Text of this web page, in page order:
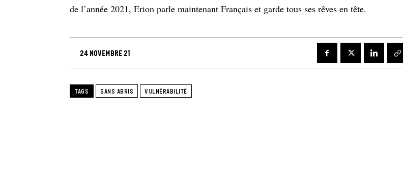
de l’année 2021, Erion parle maintenant Français et garde tous ses rêves en tête.
24 novembre 21
TAGS SANS ABRIS VULNÉRABILITÉ